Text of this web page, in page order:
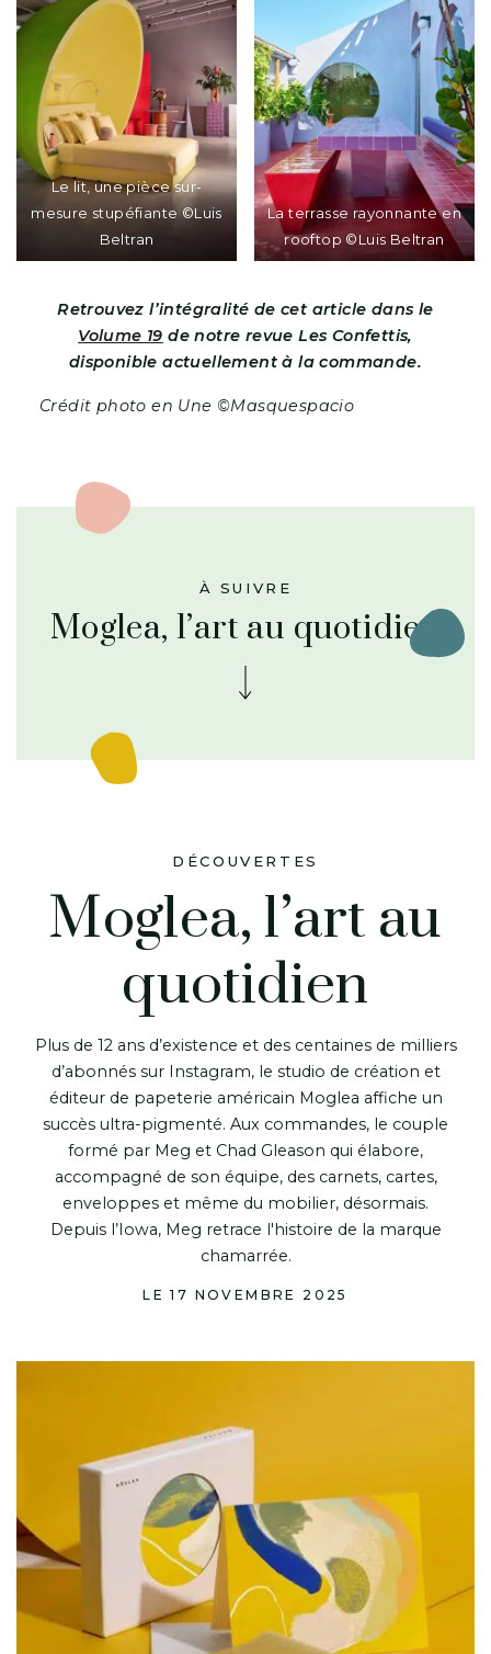
Le lit, une pièce sur-
mesure stupéfiante ©Luis
Beltran
La terrasse rayonnante en
rooftop ©Luis Beltran
Retrouvez l’intégralité de cet article dans le
Volume 19 de notre revue Les Confettis,
disponible actuellement à la commande.
Crédit photo en Une ©Masquespacio
À SUIVRE
Moglea, l’art au quotidien
DÉCOUVERTES
Moglea, l’art au
quotidien
Plus de 12 ans d’existence et des centaines de milliers
d’abonnés sur Instagram, le studio de création et
éditeur de papeterie américain Moglea affiche un
succès ultra-pigmenté. Aux commandes, le couple
formé par Meg et Chad Gleason qui élabore,
accompagné de son équipe, des carnets, cartes,
enveloppes et même du mobilier, désormais.
Depuis l’Iowa, Meg retrace l'histoire de la marque
chamarrée.
LE 17 NOVEMBRE 2025